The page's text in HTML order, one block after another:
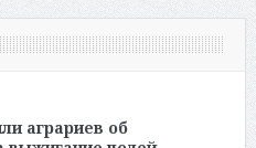
аграриев об